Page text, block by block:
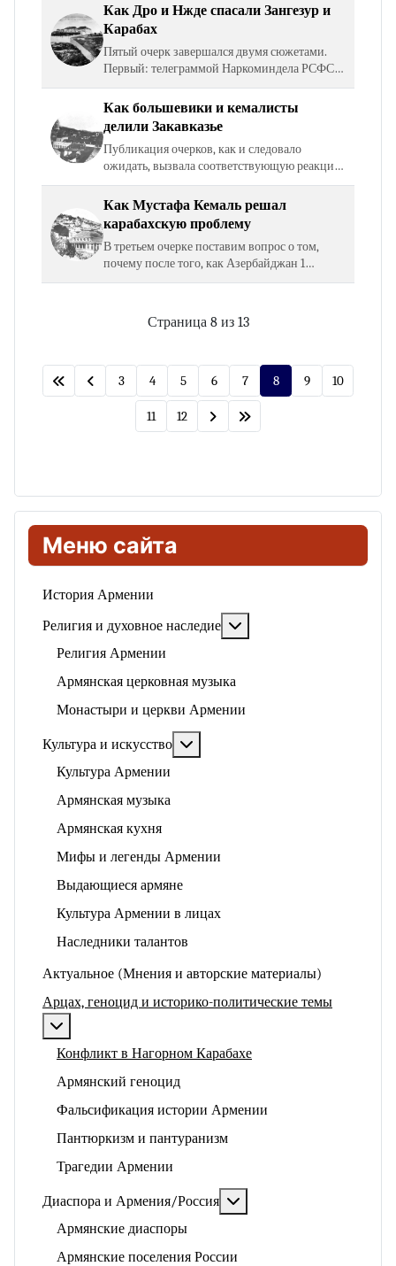
Меню сайта
История Армении
Религия и духовное наследие
Религия Армении
Армянская церковная музыка
Монастыри и церкви Армении
Культура и искусство
Культура Армении
Армянская музыка
Армянская кухня
Мифы и легенды Армении
Выдающиеся армяне
Культура Армении в лицах
Наследники талантов
Актуальное (Мнения и авторские материалы)
Арцах, геноцид и историко-политические темы
Конфликт в Нагорном Карабахе
Армянский геноцид
Фальсификация истории Армении
Пантюркизм и пантуранизм
Трагедии Армении
Диаспора и Армения/Россия
Армянские диаспоры
Армянские поселения России
советско‑турецкого мирного договора 16
марта 1921 года. Было отмечено, что из…
Как Дро и Нжде спасали Зангезур и
Карабах
Пятый очерк завершался двумя сюжетами.
Первый: телеграммой Наркоминдела РСФСР
Г. Чичерина Г. Орджоникидзе: от 15 марта
1921 года о том, что советско‑турецкое
соглашение (тогда еще…
Как большевики и кемалисты
делили Закавказье
Публикация очерков, как и следовало
ожидать, вызвала соответствующую реакцию
бакинских историков. Наибольшую реакцию
вызвало наше упоминание о том, что должен
был быть акт…
Как Мустафа Кемаль решал
карабахскую проблему
В третьем очерке поставим вопрос о том,
почему после того, как Азербайджан 1
декабря 1920 года объявил о «добровольном
Советской Армении…
Страница 8 из 13
3 4 5 6 7 8 9 10
11 12